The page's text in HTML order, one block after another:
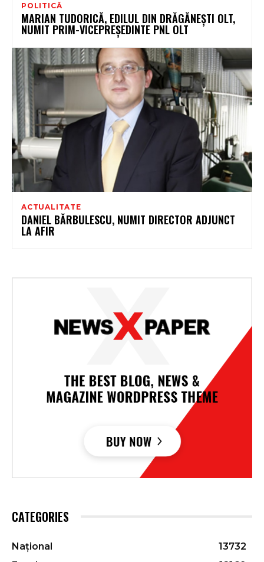
POLITICĂ
MARIAN TUDORICĂ, EDILUL DIN DRĂGĂNEȘTI OLT,
NUMIT PRIM-VICEPREȘEDINTE PNL OLT
ACTUALITATE
DANIEL BĂRBULESCU, NUMIT DIRECTOR ADJUNCT
LA AFIR
CATEGORIES
Național
13732